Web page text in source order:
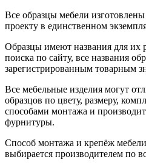
Все образцы мебели
проекту в единственном
Образцы имеют названия для их
поиска по сайту, все названия
зарегистрированным товарным
Все мебельные изделия могут
образцов по цвету, размеру,
способами монтажа и
фурнитуры.
Способ монтажа и крепёж
выбирается производителем по